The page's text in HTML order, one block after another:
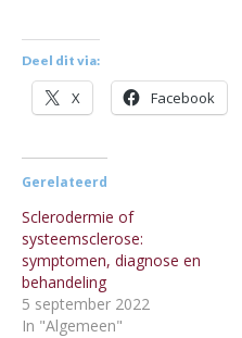
Deel dit via:
X Facebook
Gerelateerd
Sclerodermie of
systeemsclerose:
symptomen, diagnose en
behandeling
5 september 2022
In "Algemeen"